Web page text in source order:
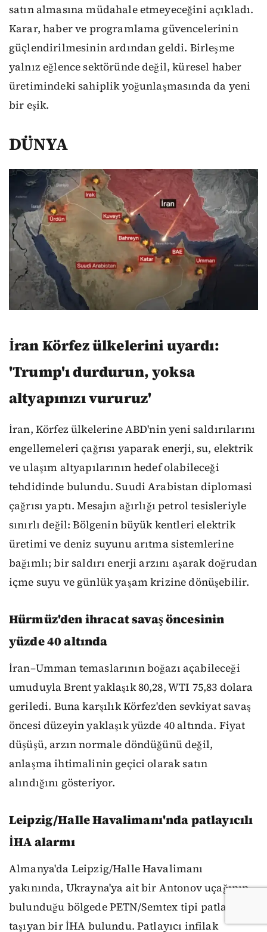
satın almasına müdahale etmeyeceğini açıkladı.
Karar, haber ve programlama güvencelerinin
güçlendirilmesinin ardından geldi. Birleşme
yalnız eğlence sektöründe değil, küresel haber
üretimindeki sahiplik yoğunlaşmasında da yeni
bir eşik.
DÜNYA
İran Körfez ülkelerini uyardı:
'Trump'ı durdurun, yoksa
altyapınızı vururuz'
İran, Körfez ülkelerine ABD'nin yeni saldırılarını
engellemeleri çağrısı yaparak enerji, su, elektrik
ve ulaşım altyapılarının hedef olabileceği
tehdidinde bulundu. Suudi Arabistan diplomasi
çağrısı yaptı. Mesajın ağırlığı petrol tesisleriyle
sınırlı değil: Bölgenin büyük kentleri elektrik
üretimi ve deniz suyunu arıtma sistemlerine
bağımlı; bir saldırı enerji arzını aşarak doğrudan
içme suyu ve günlük yaşam krizine dönüşebilir.
Hürmüz'den ihracat savaş öncesinin
yüzde 40 altında
İran–Umman temaslarının boğazı açabileceği
umuduyla Brent yaklaşık 80,28, WTI 75,83 dolara
geriledi. Buna karşılık Körfez'den sevkiyat savaş
öncesi düzeyin yaklaşık yüzde 40 altında. Fiyat
düşüşü, arzın normale döndüğünü değil,
anlaşma ihtimalinin geçici olarak satın
alındığını gösteriyor.
Leipzig/Halle Havalimanı'nda patlayıcılı
İHA alarmı
Almanya'da Leipzig/Halle Havalimanı
yakınında, Ukrayna'ya ait bir Antonov uçağının
bulunduğu bölgede PETN/Semtex tipi patlayıcı
taşıyan bir İHA bulundu. Patlayıcı infilak